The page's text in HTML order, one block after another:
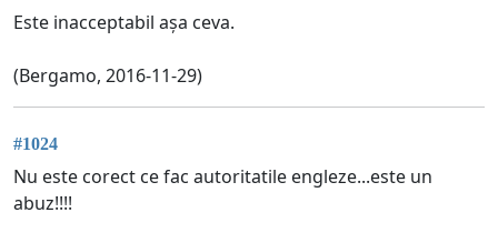
Este inacceptabil așa ceva.
(Bergamo, 2016-11-29)
#1024
Nu este corect ce fac autoritatile engleze...este un
abuz!!!!